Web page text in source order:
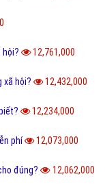
hội? 12,761,000
xã hội? 12,432,000
12,234,000
phí 12,073,000
đúng? 12,062,000